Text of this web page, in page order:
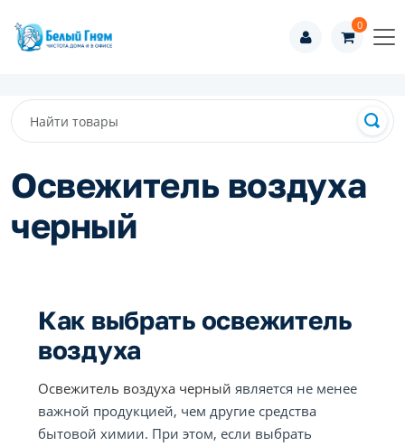
0
Освежитель воздуха
черный
Как выбрать освежитель
воздуха
Освежитель воздуха черный является не менее
важной продукцией, чем другие средства
бытовой химии. При этом, если выбрать